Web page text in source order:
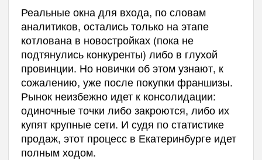
Реальные окна для входа, по словам
аналитиков, остались только на этапе
котлована в новостройках (пока не
подтянулись конкуренты) либо в глухой
провинции. Но новички об этом узнают, к
сожалению, уже после покупки франшизы.
Рынок неизбежно идет к консолидации:
одиночные точки либо закроются, либо их
купят крупные сети. И судя по статистике
продаж, этот процесс в Екатеринбурге идет
полным ходом.